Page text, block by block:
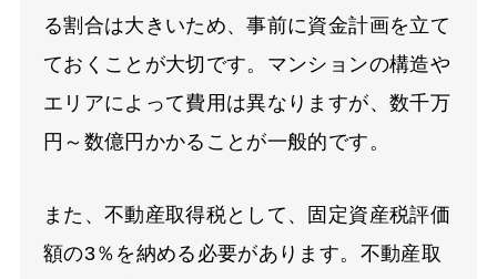
る割合は大きいため、事前に資金計画を立て
ておくことが大切です。マンションの構造や
エリアによって費用は異なりますが、数千万
円～数億円かかることが一般的です。
また、不動産取得税として、固定資産税評価
額の3％を納める必要があります。不動産取